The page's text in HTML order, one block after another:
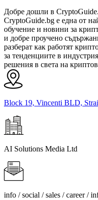
Добре дошли в
CryptoGuide.bg е една от
обучение и новини за
и добре проучено
разберат как работят
за тенденциите в
решения в света на
Block 19, Vincenti BLD,
AI Solutions Media Ltd
info / social / sales / career /